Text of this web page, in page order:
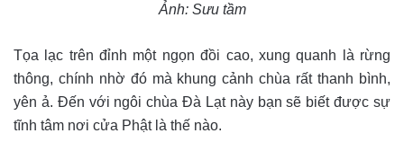
Ảnh: Sưu tầm
Tọa lạc trên đỉnh một ngọn đồi cao, xung quanh là rừng
thông, chính nhờ đó mà khung cảnh chùa rất thanh bình,
yên ả. Đến với ngôi chùa Đà Lạt này bạn sẽ biết được sự
tĩnh tâm nơi cửa Phật là thế nào.